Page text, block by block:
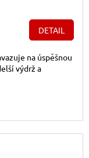
DETAIL
na úspěšnou
výdrž a